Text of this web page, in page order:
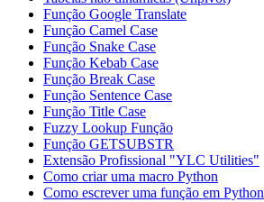
Função Google Translate
Função Camel Case
Função Snake Case
Função Kebab Case
Função Break Case
Função Sentence Case
Função Title Case
Fuzzy Lookup Função
Função GETSUBSTR
Extensão Profissional "YLC Utilities"
Como criar uma macro Python
Como escrever uma função em Python